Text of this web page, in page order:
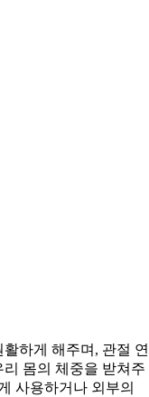
하게 해주며, 관절 연
몸의 체중을 받쳐주
사용하거나 외부의